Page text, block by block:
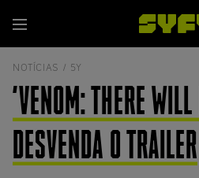
para
o
conteúdo
Menu
NOTÍCIAS / 5Y
'VENOM: THERE
DESVENDA O TRAILER